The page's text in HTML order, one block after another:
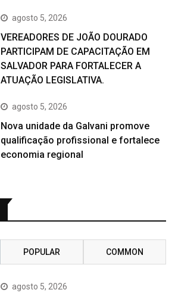
agosto 5, 2026
VEREADORES DE JOÃO DOURADO
PARTICIPAM DE CAPACITAÇÃO EM
SALVADOR PARA FORTALECER A
ATUAÇÃO LEGISLATIVA.
agosto 5, 2026
Nova unidade da Galvani promove
qualificação profissional e fortalece
economia regional
POPULAR COMMON
agosto 5, 2026